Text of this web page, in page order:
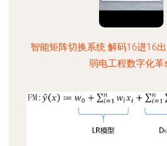
智能矩阵切换系统 解码16进16
弱电工程数字化革